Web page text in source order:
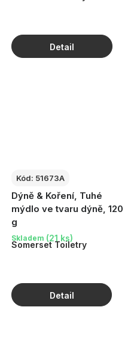
Dýně & Koření, Tuhé
mýdlo ve tvaru dýně, 120
g
Somerset Toiletry
Skladem (21 ks)
Kód: 51673A